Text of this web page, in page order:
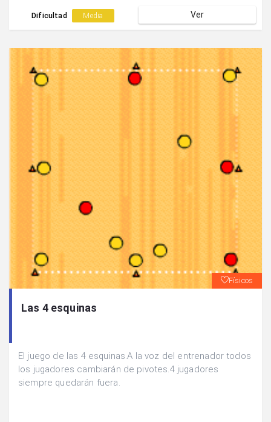
Dificultad Media Ver
Físicos
Las 4 esquinas
El juego de las 4 esquinas.A la voz del entrenador todos
los jugadores cambiarán de pivotes.4 jugadores
siempre quedarán fuera.